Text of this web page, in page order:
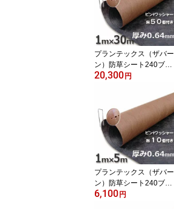
プランテックス（ザバー
ン）防草シート240ブラ
ック＆ブラウン（1m×30
ャーが各50個ついたお買
い得セット
20,300 円
プランテックス（ザバー
ン）防草シート240ブラ
ック＆ブラウン（1m×5
6,100 円